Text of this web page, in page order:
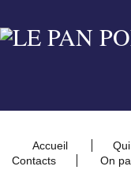
Accueil
Contacts
On